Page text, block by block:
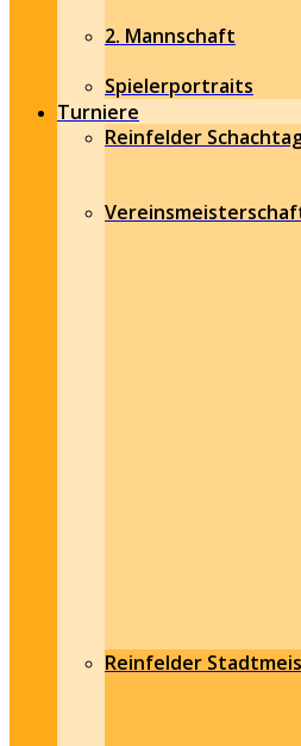
2. Mannschaft
Spielerportraits
Turniere
Reinfelder
Reinfelder